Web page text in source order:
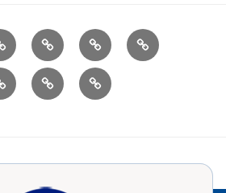
CIARP Actas Formatos
ProtocolosPreguntas
frecuentes